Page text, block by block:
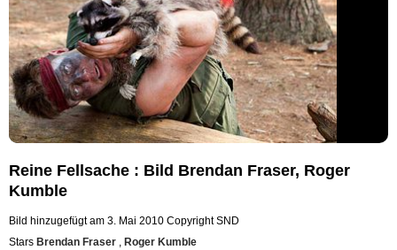
Reine Fellsache : Bild Brendan Fraser, Roger
Kumble
Bild hinzugefügt am 3. Mai 2010 Copyright SND
Stars Brendan Fraser , Roger Kumble